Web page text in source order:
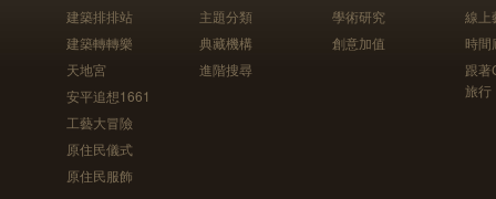
建築排排站
建築轉轉樂
天地宮
安平追想1661
工藝大冒險
原住民儀式
原住民服飾
主題分類
典藏機構
進階搜尋
學術研究
創意加值
線上
時間
跟
旅行